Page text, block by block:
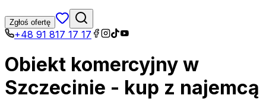
Zgłoś ofertę
+48 91 817 17 17
Obiekt komercyjny w
Szczecinie - kup z najemcą